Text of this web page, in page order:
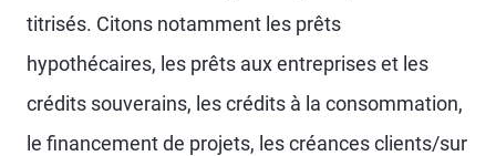
titrisés. Citons notamment les prêts
hypothécaires, les prêts aux entreprises et les
crédits souverains, les crédits à la consommation,
le financement de projets, les créances clients/sur